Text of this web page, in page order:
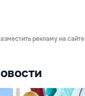
рекламу на сайте